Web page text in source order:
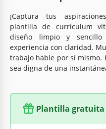
¡Captura tus
plantilla de currículum
diseño limpio y
experiencia con claridad.
trabajo hable por sí mismo.
sea digna de una
Plantilla gratuita